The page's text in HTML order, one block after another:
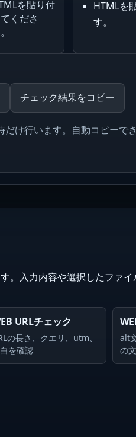
を貼り付
くださ
HTMLを
す。
チェック結果をコピー
だけ行います。自動コピーで
。入力内容や選択したファイ
URLチェック
の長さ、クエリ、utm、
を確認
alt
の